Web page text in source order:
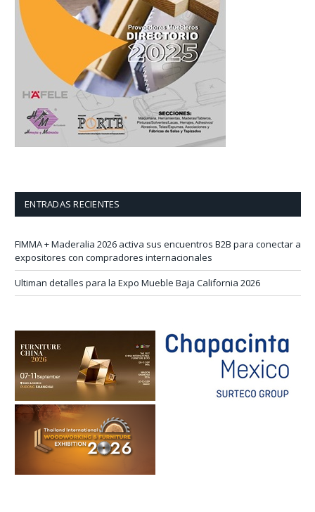
ENTRADAS RECIENTES
FIMMA + Maderalia 2026 activa sus encuentros B2B para conectar a
expositores con compradores internacionales
Ultiman detalles para la Expo Mueble Baja California 2026